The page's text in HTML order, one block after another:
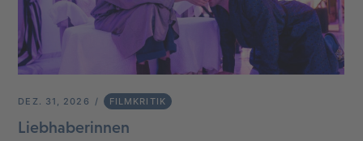
DEZ. 31, 2026 FILMKRITIK
Liebhaberinnen